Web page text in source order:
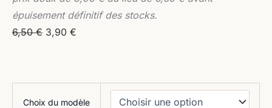
épuisement définitif des stocks.
6,50€ 3,90 €
Choix du modèle